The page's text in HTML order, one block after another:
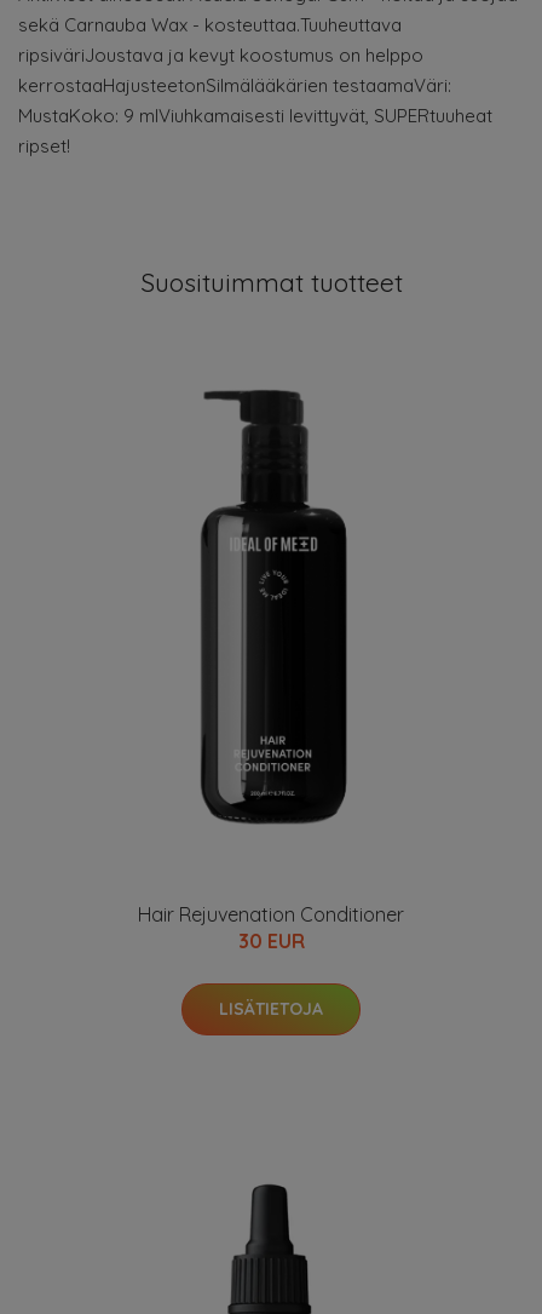
sekä Carnauba Wax - kosteuttaa.Tuuheuttava
ripsiväriJoustava ja kevyt koostumus on helppo
kerrostaaHajusteetonSilmälääkärien testaamaVäri:
MustaKoko: 9 mlViuhkamaisesti levittyvät, SUPERtuuheat
ripset!
Suosituimmat tuotteet
Hair Rejuvenation Conditioner
30 EUR
LISÄTIETOJA